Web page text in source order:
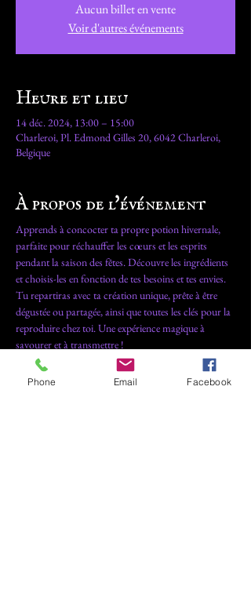
Aucun billet en vente
Voir d'autres événements
Heure et lieu
14 déc. 2024, 13:00 – 15:00
Charleroi, Pl. Edmond Gilles 20, 6042 Charleroi,
Belgique
À propos de l'événement
Apprends à concocter ta propre potion hivernale,
parfaite pour réchauffer les cœurs et les esprits
pendant la saison des fêtes. Découvre les ingrédients
et choisis-les en fonction de tes besoins et tes envies.
Tu repartiras avec ta création unique, prête à être
dégustée ou partagée, ainsi que toutes les clés pour la
reproduire chez toi. Une expérience magique à
savourer et à transmettre !
Phone Email Facebook